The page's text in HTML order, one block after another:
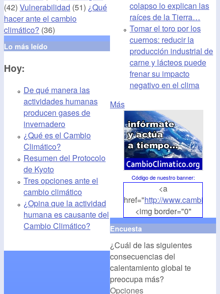
(42) Vulnerabilidad (51) ¿Qué
hacer ante el cambio
climático? (36)
Lo más leído
Hoy:
De qué manera las
actividades humanas
producen gases de
invernadero
¿Qué es el Cambio
Climático?
Resumen del Protocolo
de Kyoto
Tres opciones ante el
cambio climático
¿Opina que la actividad
humana es causante del
Cambio Climático?
colapso lo explican las
raíces de la Tierra…
Tomar el toro por los
cuernos: reducir la
producción industrial de
carne y lácteos puede
frenar su impacto
negativo en el clima
Más
Código de nuestro banner:
<a
href="http://
<img border="0"
align="middle"
src="http://
alt="CambioClimatico.org"
/></a>
Encuesta
¿Cuál de las siguientes
consecuencias del
calentamiento global te
preocupa más?
Opciones